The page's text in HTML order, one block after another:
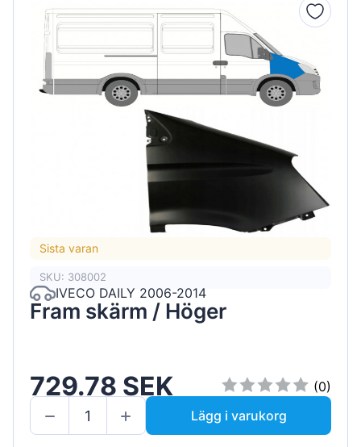
Sista varan
SKU: 308002
IVECO DAILY 2006-2014
Fram skärm / Höger
729.78 SEK
(0)
Lägg i varukorg